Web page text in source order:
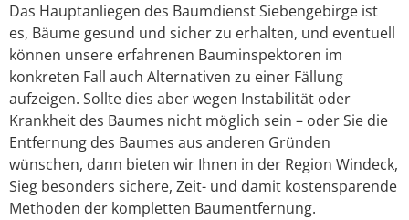
Das Hauptanliegen des Baumdienst Siebengebirge ist
es, Bäume gesund und sicher zu erhalten, und eventuell
können unsere erfahrenen Bauminspektoren im
konkreten Fall auch Alternativen zu einer Fällung
aufzeigen. Sollte dies aber wegen Instabilität oder
Krankheit des Baumes nicht möglich sein – oder Sie die
Entfernung des Baumes aus anderen Gründen
wünschen, dann bieten wir Ihnen in der Region Windeck,
Sieg besonders sichere, Zeit- und damit kostensparende
Methoden der kompletten Baumentfernung.